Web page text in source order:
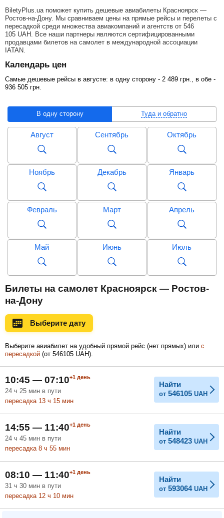
BiletyPlus.ua поможет купить дешевые авиабилеты Красноярск —
Ростов-на-Дону. Мы сравниваем цены на прямые рейсы и перелеты с
пересадкой среди множества авиакомпаний и агентств от 546
105 UAH . Все наши партнеры являются сертифицированными
продавцами билетов на самолет в международной ассоциации
IATAN.
Календарь цен
Самые дешевые рейсы в августе: в одну сторону - 2 489 грн ., в обе -
936 505 грн
В одну сторону Туда и обратно
Август Сентябрь Октябрь
Ноябрь Декабрь Январь
Февраль Март Апрель
Май Июнь Июль
Сентябрь Октябрь
Ноябрь
Февраль
Май Июль
Билеты на самолет Красноярск — Ростов-
на-Дону
Выберите дату
Выберите авиабилет на удобный прямой рейс (нет прямых) или с
пересадкой (от 546105 UAH).
10:45 — 07:10+1 день
24 ч 25 мин в пути
пересадка 13 ч 15 мин
Найти
от 546105 UAH
14:55 — 11:40+1 день
24 ч 45 мин в пути
пересадка 8 ч 55 мин
Найти
от 548423 UAH
08:10 — 11:40+1 день
31 ч 30 мин в пути
пересадка 12 ч 10 мин
Найти
от 593064 UAH